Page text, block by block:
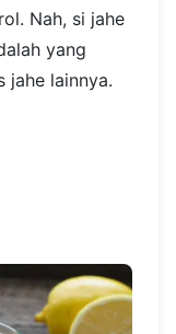
Nah, si jahe
yang
jahe lainnya.